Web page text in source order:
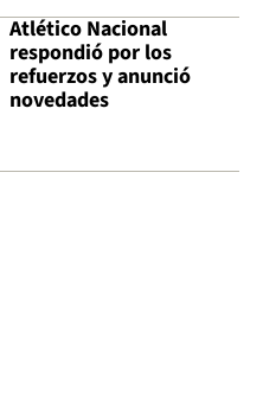
Atlético Nacional
respondió por los
refuerzos y anunció
novedades